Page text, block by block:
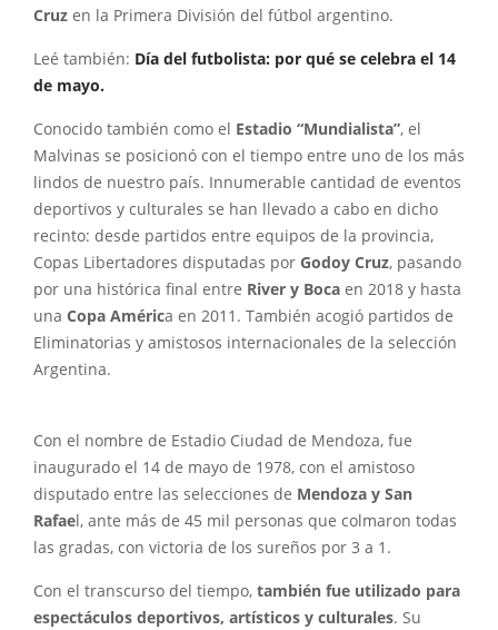
Cruz en la Primera División del fútbol argentino.
Leé también: Día del futbolista: por qué se celebra el 14
de mayo.
Conocido también como el Estadio “Mundialista”, el
Malvinas se posicionó con el tiempo entre uno de los más
lindos de nuestro país. Innumerable cantidad de eventos
deportivos y culturales se han llevado a cabo en dicho
recinto: desde partidos entre equipos de la provincia,
Copas Libertadores disputadas por Godoy Cruz, pasando
por una histórica final entre River y Boca en 2018 y hasta
una Copa América en 2011. También acogió partidos de
Eliminatorias y amistosos internacionales de la selección
Argentina.
Con el nombre de Estadio Ciudad de Mendoza, fue
inaugurado el 14 de mayo de 1978, con el amistoso
disputado entre las selecciones de Mendoza y San
Rafael, ante más de 45 mil personas que colmaron todas
las gradas, con victoria de los sureños por 3 a 1.
Con el transcurso del tiempo, también fue utilizado para
espectáculos deportivos, artísticos y culturales. Su